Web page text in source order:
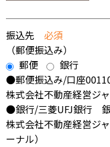
振込先 必須
（郵便振込み）
郵便
銀行
●郵便振込み/口座
株式会社不動産経営ジ
●銀行/三菱UFJ銀行
株式会社不動産経営ジ
ーナル）